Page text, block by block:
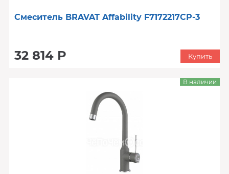
Смеситель BRAVAT Affability F7172217CP-3
32 814 Р Купить
В наличии